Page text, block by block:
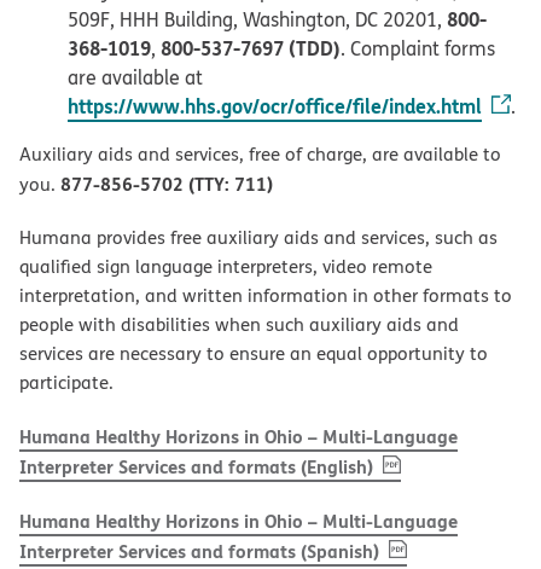
509F, HHH Building, Washington, DC 20201, 800-
368-1019, 800-537-7697 (TDD). Complaint forms
are available at
https://www.hhs.gov/ocr/office/file/index.html .
Auxiliary aids and services, free of charge, are available to
you. 877-856-5702 (TTY: 711)
Humana provides free auxiliary aids and services, such as
qualified sign language interpreters, video remote
interpretation, and written information in other formats to
people with disabilities when such auxiliary aids and
services are necessary to ensure an equal opportunity to
participate.
Humana Healthy Horizons in Ohio – Multi-Language
Interpreter Services and formats (English), PDF(opens in new
Humana Healthy Horizons in Ohio – Multi-Language
Interpreter Services and formats (Spanish), PDF(opens in new